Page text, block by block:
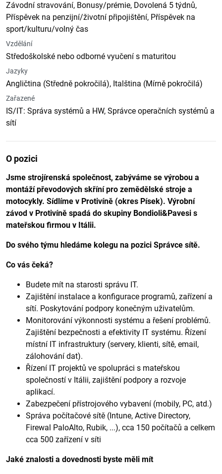
Závodní stravování, Bonusy/prémie, Dovolená 5 týdnů,
Příspěvek na penzijní/životní připojištění, Příspěvek na
sport/kulturu/volný čas
Vzdělání
Středoškolské nebo odborné vyučení s maturitou
Jazyky
Angličtina (Středně pokročilá), Italština (Mírně pokročilá)
Zařazené
IS/IT: Správa systémů a HW, Správce operačních systémů a
sítí
O pozici
Jsme strojírenská společnost, zabýváme se výrobou a
montáží převodových skříní pro zemědělské stroje a
motocykly. Sídlíme v Protivíně (okres Písek). Výrobní
závod v Protivíně spadá do skupiny Bondioli&Pavesi s
mateřskou firmou v Itálii.
Do svého týmu hledáme kolegu na pozici Správce sítě.
Co vás čeká?
Budete mít na starosti správu IT.
Zajištění instalace a konfigurace programů, zařízení a
sítí. Poskytování podpory konečným uživatelům.
Monitorování výkonnosti systému a řešení problémů.
Zajištění bezpečnosti a efektivity IT systému. Řízení
místní IT infrastruktury (servery, klienti, sítě, email,
zálohování dat).
Řízení IT projektů ve spolupráci s mateřskou
společností v Itálii, zajištění podpory a rozvoje
aplikací.
Zabezpečení přístrojového vybavení (mobily, PC, atd.)
Správa počítačové sítě (Intune, Active Directory,
Firewal PaloAlto, Rubik, ...), cca 150 počítačů a celkem
cca 500 zařízení v síti
Jaké znalosti a dovednosti byste měli mít